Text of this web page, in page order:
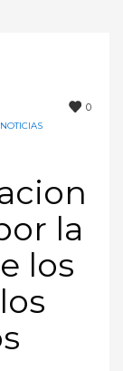
0
NOTICIAS
la
los